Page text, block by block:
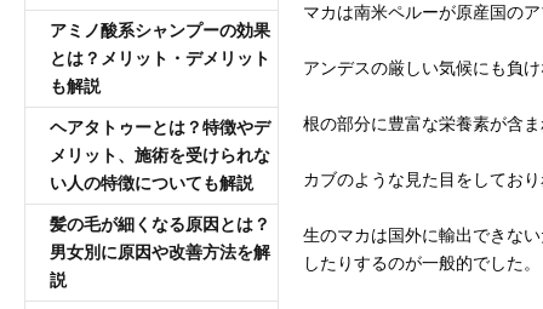
マカは南米ペルーが原産国の
アンデスの厳しい気候にも負
根の部分に豊富な栄養素が含
カブのような見た目をしてお
生のマカは国外に輸出できな
したりするのが一般的でした。
アミノ酸系シャンプーの効果
とは？メリット・デメリット
も解説
ヘアタトゥーとは？特徴やデ
メリット、施術を受けられな
い人の特徴についても解説
髪の毛が細くなる原因とは？
男女別に原因や改善方法を解
説